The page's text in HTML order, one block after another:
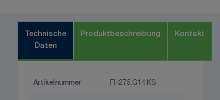
Technische
Daten
Produktbeschreibung Kontakt
Artikelnummer FH275.G14.KS